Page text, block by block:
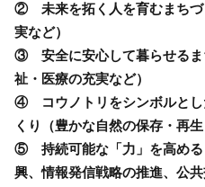
② 未来を拓く人を育むまちづ
実など）
③ 安全に安心して暮らせるま
祉・医療の充実など）
④ コウノトリをシンボルとし
くり（豊かな自然の保存・再生
⑤ 持続可能な「力」を高める
興、情報発信戦略の推進、公共